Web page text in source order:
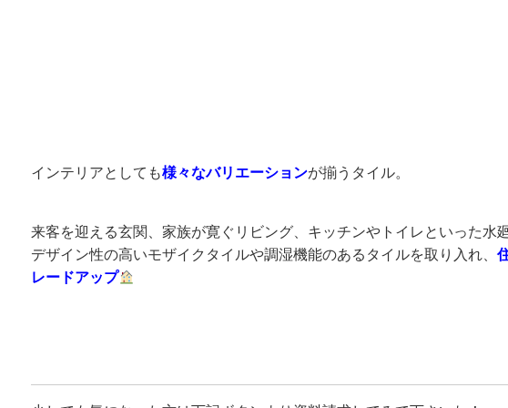
インテリアとしても様々なバリエーションが揃うタイル。
来客を迎える玄関、家族が寛ぐリビング、キッチンやトイレといった水
デザイン性の高いモザイクタイルや調湿機能のあるタイルを取り入れ、
レードアップ